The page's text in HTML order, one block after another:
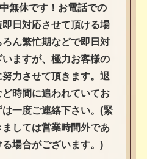
無休です！お電話での
日対応させて頂ける場
ん繁忙期などで即日対
ますが、極力お客様の
力させて頂きます。退
時間に追われていてお
一度ご連絡下さい。(緊
しては営業時間外であ
場合がございます。)